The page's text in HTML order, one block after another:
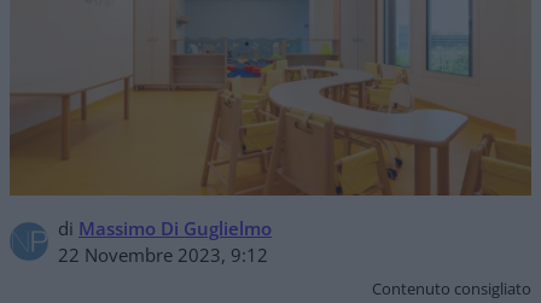
di Massimo Di Guglielmo
22 Novembre 2023, 9:12
Contenuto consigliato